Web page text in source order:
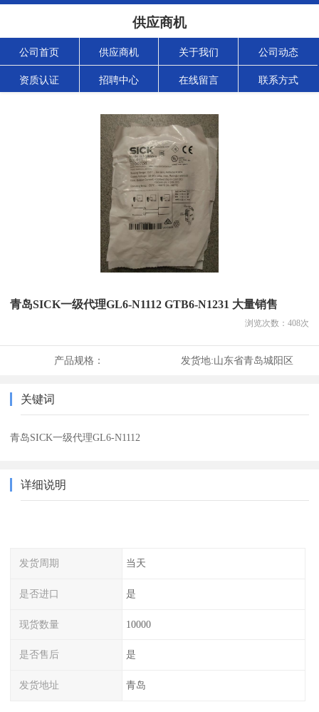
供应商机
公司首页 供应商机 关于我们 公司动态
资质认证 招聘中心 在线留言 联系方式
青岛SICK一级代理GL6-N1112 GTB6-N1231 大量销售
浏览次数： 408次
产品规格： 发货地:山东省青岛城阳区
关键词
青岛SICK一级代理GL6-N1112
详细说明
发货周期 当天
是否进口 是
现货数量 10000
是否售后 是
发货地址 青岛